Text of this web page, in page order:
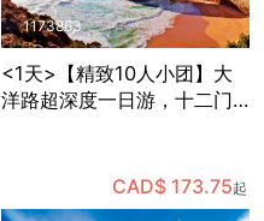
1173863
<1天>【精致10人小团】大
洋路超深度一日游，十二门
CAD$ 173.75起